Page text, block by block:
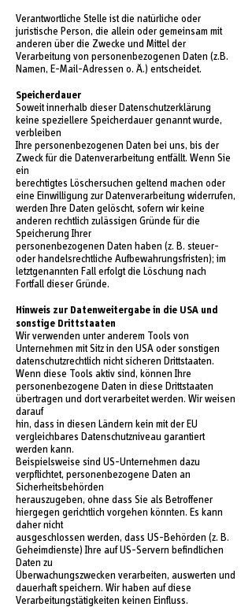
Verantwortliche Stelle ist die natürliche oder
juristische Person, die allein oder gemeinsam mit
anderen über die Zwecke und Mittel der
Verarbeitung von personenbezogenen Daten (z.B.
Namen, E-Mail-Adressen o. Ä.) entscheidet.
Speicherdauer
Soweit innerhalb dieser Datenschutzerklärung
keine speziellere Speicherdauer genannt wurde,
verbleiben
Ihre personenbezogenen Daten bei uns, bis der
Zweck für die Datenverarbeitung entfällt. Wenn Sie
ein
berechtigtes Löschersuchen geltend machen oder
eine Einwilligung zur Datenverarbeitung widerrufen,
werden Ihre Daten gelöscht, sofern wir keine
anderen rechtlich zulässigen Gründe für die
Speicherung Ihrer
personenbezogenen Daten haben (z. B. steuer-
oder handelsrechtliche Aufbewahrungsfristen); im
letztgenannten Fall erfolgt die Löschung nach
Fortfall dieser Gründe.
Hinweis zur Datenweitergabe in die USA und
sonstige Drittstaaten
Wir verwenden unter anderem Tools von
Unternehmen mit Sitz in den USA oder sonstigen
datenschutzrechtlich nicht sicheren Drittstaaten.
Wenn diese Tools aktiv sind, können Ihre
personenbezogene Daten in diese Drittstaaten
übertragen und dort verarbeitet werden. Wir weisen
darauf
hin, dass in diesen Ländern kein mit der EU
vergleichbares Datenschutzniveau garantiert
werden kann.
Beispielsweise sind US-Unternehmen dazu
verpflichtet, personenbezogene Daten an
Sicherheitsbehörden
herauszugeben, ohne dass Sie als Betroffener
hiergegen gerichtlich vorgehen könnten. Es kann
daher nicht
ausgeschlossen werden, dass US-Behörden (z. B.
Geheimdienste) Ihre auf US-Servern befindlichen
Daten zu
Überwachungszwecken verarbeiten, auswerten und
dauerhaft speichern. Wir haben auf diese
Verarbeitungstätigkeiten keinen Einfluss.